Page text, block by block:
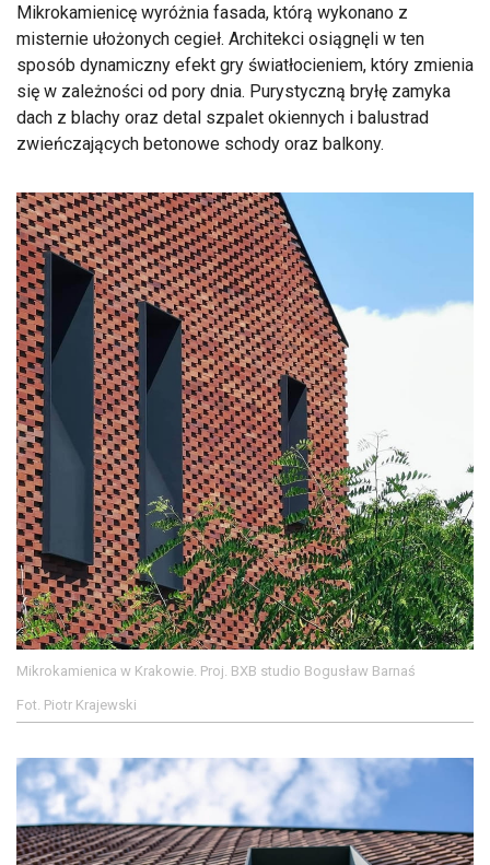
Mikrokamienicę wyróżnia fasada, którą wykonano z
misternie ułożonych cegieł. Architekci osiągnęli w ten
sposób dynamiczny efekt gry światłocieniem, który zmienia
się w zależności od pory dnia. Purystyczną bryłę zamyka
dach z blachy oraz detal szpalet okiennych i balustrad
zwieńczających betonowe schody oraz balkony.
Mikrokamienica w Krakowie. Proj. BXB studio Bogusław Barnaś
Fot. Piotr Krajewski